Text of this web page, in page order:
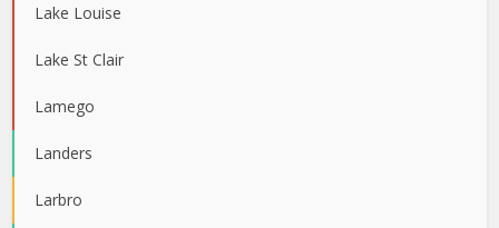
Lake Louise
Lake St Clair
Lamego
Landers
Larbro